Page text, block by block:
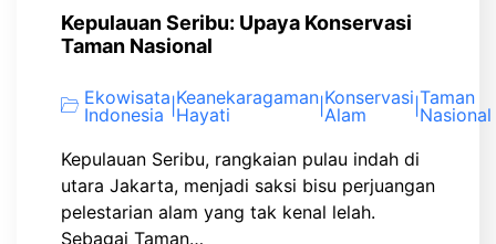
Kepulauan Seribu: Upaya Konservasi
Taman Nasional
Ekowisata
Indonesia
Keanekaragaman
Hayati
Konservasi
Alam
Taman
Nasional
Kepulauan Seribu, rangkaian pulau indah di
utara Jakarta, menjadi saksi bisu perjuangan
pelestarian alam yang tak kenal lelah.
Sebagai Taman…